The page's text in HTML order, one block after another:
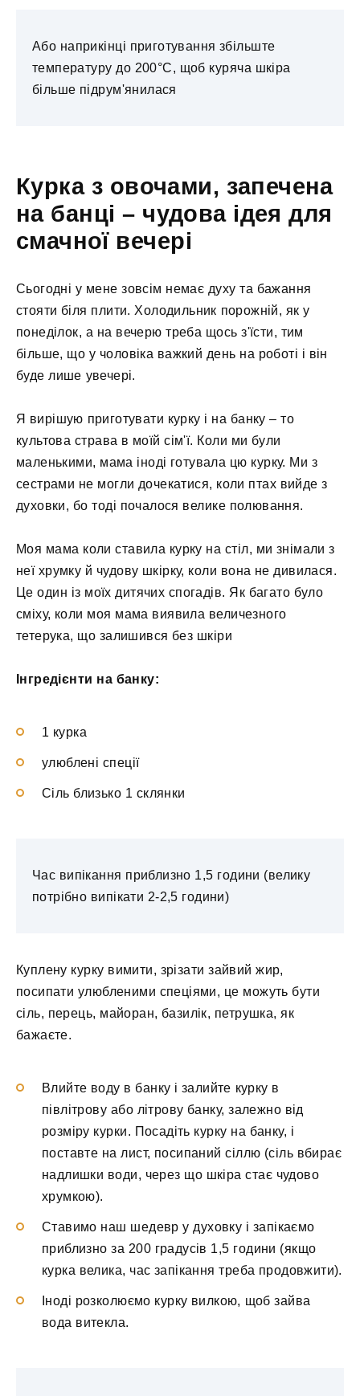
Або наприкінці приготування збільште
температуру до 200°C, щоб куряча шкіра
більше підрум'янилася
Курка з овочами, запечена
на банці – чудова ідея для
смачної вечері
Сьогодні у мене зовсім немає духу та бажання
стояти біля плити. Холодильник порожній, як у
понеділок, а на вечерю треба щось з'їсти, тим
більше, що у чоловіка важкий день на роботі і він
буде лише увечері.
Я вирішую приготувати курку і на банку – то
культова страва в моїй сім'ї. Коли ми були
маленькими, мама іноді готувала цю курку. Ми з
сестрами не могли дочекатися, коли птах вийде з
духовки, бо тоді почалося велике полювання.
Моя мама коли ставила курку на стіл, ми знімали з
неї хрумку й чудову шкірку, коли вона не дивилася.
Це один із моїх дитячих спогадів. Як багато було
сміху, коли моя мама виявила величезного
тетерука, що залишився без шкіри
Інгредієнти на банку:
1 курка
улюблені спеції
Сіль близько 1 склянки
Час випікання приблизно 1,5 години (велику
потрібно випікати 2-2,5 години)
Куплену курку вимити, зрізати зайвий жир,
посипати улюбленими спеціями, це можуть бути
сіль, перець, майоран, базилік, петрушка, як
бажаєте.
Влийте воду в банку і залийте курку в
півлітрову або літрову банку, залежно від
розміру курки. Посадіть курку на банку, і
поставте на лист, посипаний сіллю (сіль вбирає
надлишки води, через що шкіра стає чудово
хрумкою).
Ставимо наш шедевр у духовку і запікаємо
приблизно за 200 градусів 1,5 години (якщо
курка велика, час запікання треба продовжити).
Іноді розколюємо курку вилкою, щоб зайва
вода витекла.